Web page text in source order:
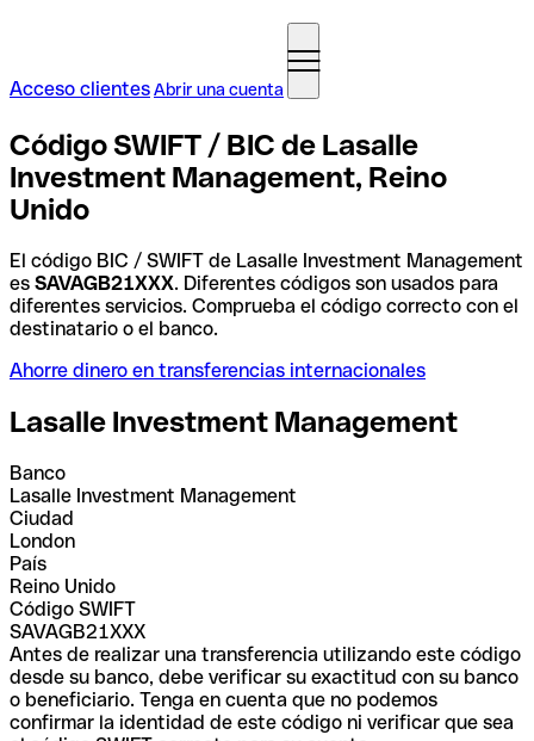
Acceso clientesAbrir una cuenta
Código SWIFT / BIC de Lasalle
Investment Management, Reino
Unido
El código BIC / SWIFT de Lasalle Investment Management
es SAVAGB21XXX. Diferentes códigos son usados para
diferentes servicios. Comprueba el código correcto con el
destinatario o el banco.
Ahorre dinero en transferencias internacionales
Lasalle Investment Management
Banco
Lasalle Investment Management
Ciudad
London
País
Reino Unido
Código SWIFT
SAVAGB21XXX
Antes de realizar una transferencia utilizando este código
desde su banco, debe verificar su exactitud con su banco
o beneficiario. Tenga en cuenta que no podemos
confirmar la identidad de este código ni verificar que sea